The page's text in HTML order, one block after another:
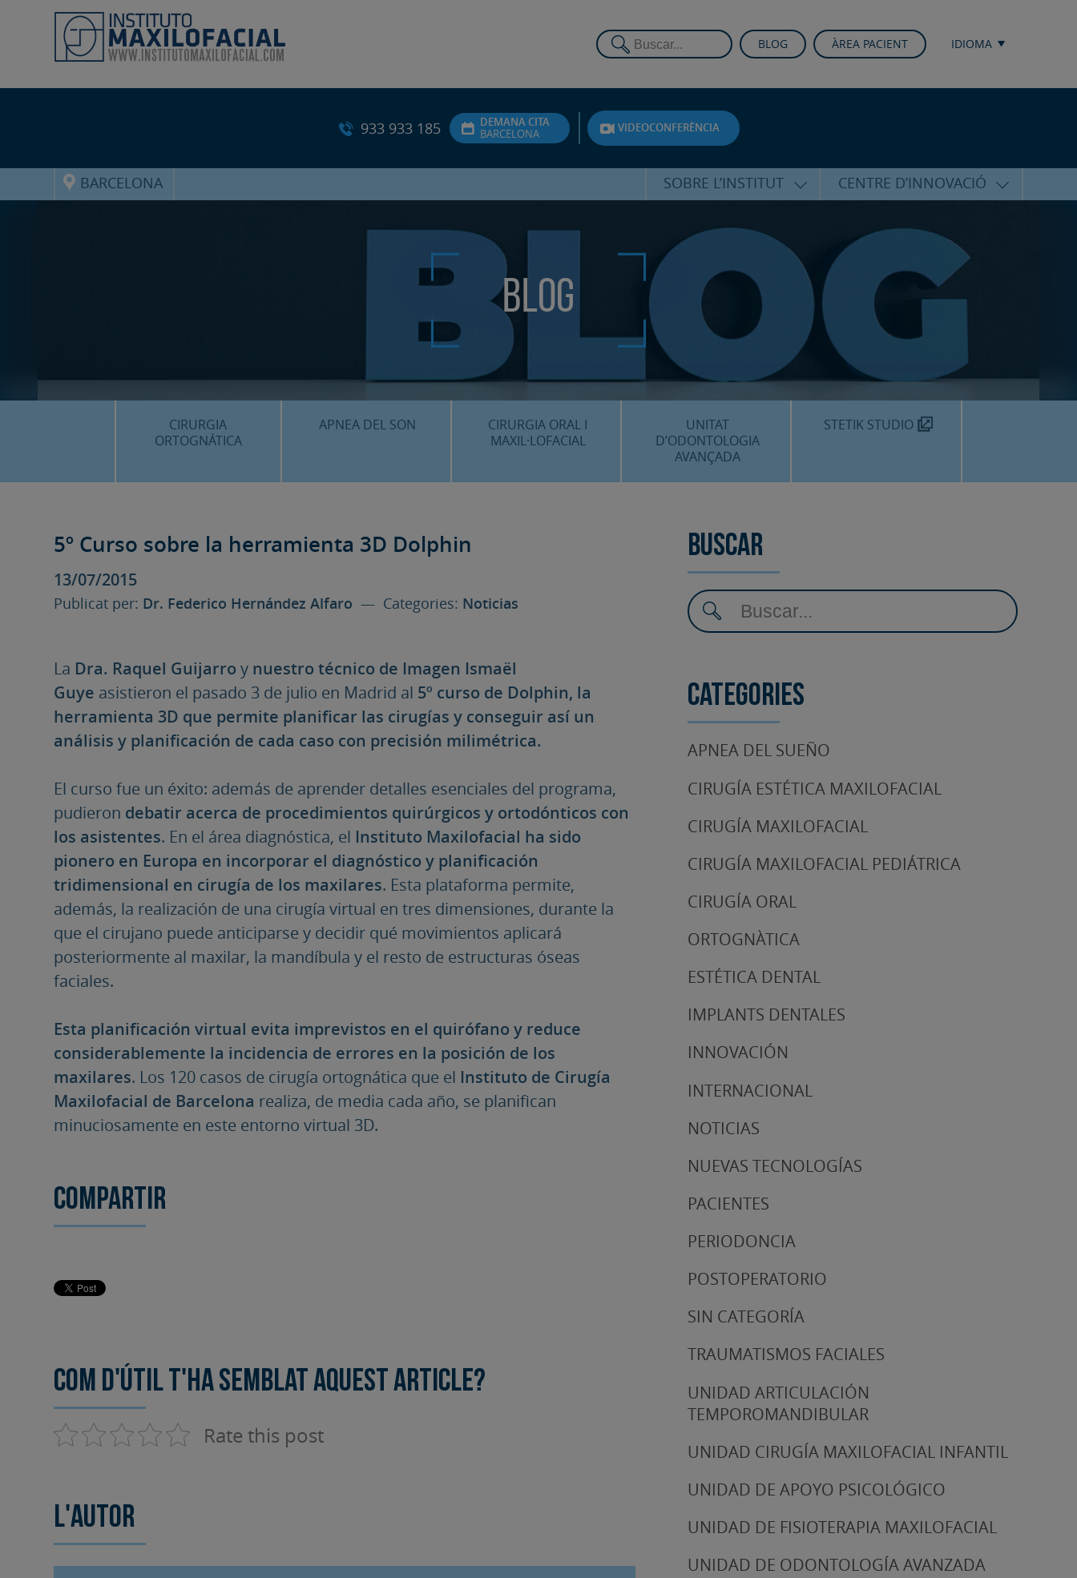
BLOG ÀREA PACIENT IDIOMA
933 933 185
DEMANA CITA
BARCELONA
VIDEOCONFERÈNCIA
BARCELONA SOBRE L’INSTITUT
ALFARO
ATENCIÓ PERSONALITZADA
UNITAT DE SUPORT
PSICOLÒGIC
SERVEIS INTERNACIONALS
CENTRE MÈDIC TEKNON
ON SOM?
CENTRE D’INNOVACIÓ
CONFERÈNCIES I CONGRESSOS
FORMACIÓ
PUBLICACIONS CIENTÍFIQUES
LA VEU DE L’EXPERT
Blog
CIRURGIA
ORTOGNÁTICA
CIRURGIA MÍNIMAMENT
INVASIVA
FAQS
CASOS CLÍNICS
APNEA DEL SON
CIRURGIA ORAL I
MAXIL·LOFACIAL
UNITAT
D’ODONTOLOGIA
AVANÇADA
ALTRES PROCEDIMENTS
STETIK STUDIO
5º Curso sobre la herramienta 3D Dolphin
13/07/2015
Publicat per: Dr. Federico Hernández Alfaro — Categories: Noticias
La Dra. Raquel Guijarro y nuestro técnico de Imagen Ismaël
Guye asistieron el pasado 3 de julio en Madrid al 5º curso de Dolphin, la
herramienta 3D que permite planificar las cirugías y conseguir así un
análisis y planificación de cada caso con precisión milimétrica.
El curso fue un éxito: además de aprender detalles esenciales del programa,
pudieron debatir acerca de procedimientos quirúrgicos y ortodónticos con
los asistentes. En el área diagnóstica, el Instituto Maxilofacial ha sido
pionero en Europa en incorporar el diagnóstico y planificación
tridimensional en cirugía de los maxilares. Esta plataforma permite,
además, la realización de una cirugía virtual en tres dimensiones, durante la
que el cirujano puede anticiparse y decidir qué movimientos aplicará
posteriormente al maxilar, la mandíbula y el resto de estructuras óseas
faciales.
Esta planificación virtual evita imprevistos en el quirófano y reduce
considerablemente la incidencia de errores en la posición de los
maxilares. Los 120 casos de cirugía ortognática que el Instituto de Cirugía
Maxilofacial de Barcelona realiza, de media cada año, se planifican
minuciosamente en este entorno virtual 3D.
Compartir
Com d'útil t'ha semblat aquest article?
Rate this post
L'autor
Buscar
Categories
APNEA DEL SUEÑO
CIRUGÍA ESTÉTICA MAXILOFACIAL
CIRUGÍA MAXILOFACIAL
CIRUGÍA MAXILOFACIAL PEDIÁTRICA
CIRUGÍA ORAL
ORTOGNÀTICA
ESTÉTICA DENTAL
IMPLANTS DENTALES
INNOVACIÓN
INTERNACIONAL
NOTICIAS
NUEVAS TECNOLOGÍAS
PACIENTES
PERIODONCIA
POSTOPERATORIO
SIN CATEGORÍA
TRAUMATISMOS FACIALES
UNIDAD ARTICULACIÓN
TEMPOROMANDIBULAR
UNIDAD CIRUGÍA MAXILOFACIAL INFANTIL
UNIDAD DE APOYO PSICOLÓGICO
UNIDAD DE FISIOTERAPIA MAXILOFACIAL
UNIDAD DE ODONTOLOGÍA AVANZADA